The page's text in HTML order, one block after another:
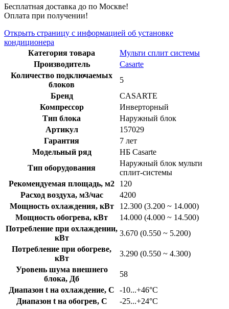
Бесплатная доставка до по Москве!
Оплата при получении!
Открыть страницу с информацией об установке
кондиционера
Категория товара
Мульти сплит системы
Производитель
Casarte
Количество подключаемых
блоков
5
Бренд
CASARTE
Компрессор
Инверторный
Тип блока
Наружный блок
Артикул
157029
Гарантия
7 лет
Модельный ряд
НБ Casarte
Тип оборудования
Наружный блок мульти
сплит-системы
Рекомендуемая площадь, м2
120
Расход воздуха, м3/час
4200
Мощность охлаждения, кВт
12.300 (3.200 ~ 14.000)
Мощность обогрева, кВт
14.000 (4.000 ~ 14.500)
Потребление при охлаждении,
кВт
3.670 (0.550 ~ 5.200)
Потребление при обогреве,
кВт
3.290 (0.550 ~ 4.300)
Уровень шума внешнего
блока, Дб
58
Диапазон t на охлаждение, C
-10...+46°C
Диапазон t на обогрев, C
-25...+24°C